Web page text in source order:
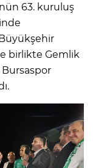
63. kuruluş
birlikte Gemlik